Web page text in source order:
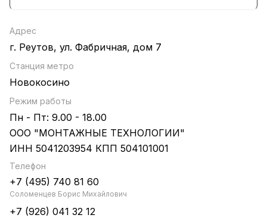
Адрес
г. Реутов, ул. Фабричная, дом 7
Станция метро
Новокосино
Режим работы
Пн - Пт: 9.00 - 18.00
ООО "МОНТАЖНЫЕ ТЕХНОЛОГИИ"
ИНН 5041203954 КПП 504101001
Телефон
+7 (495) 740 81 60
Соломенцев Борис Михайлович
+7 (926) 041 32 12